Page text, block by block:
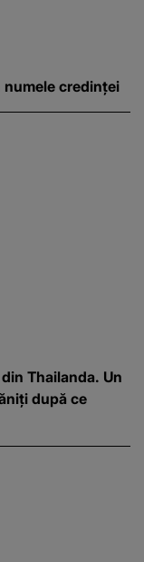
numele credinței
Thailanda. Un
după ce